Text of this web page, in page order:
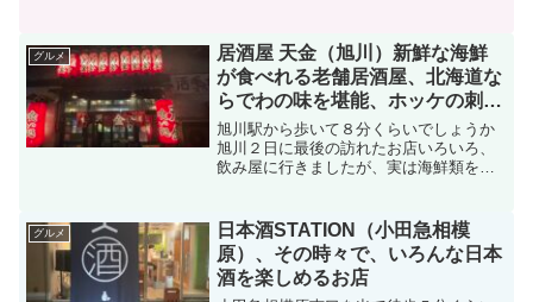
ューを確認し注文していきますメニュー
ドリンクメニューフード...
グルメ
居酒屋 天金（旭川）新鮮な海鮮
が食べれる老舗居酒屋、北海道な
らでわの味を堪能、ホッケの刺身
も珍しいかった！
旭川駅から歩いて８分くらいでしょうか
旭川２日に最後の訪れたお店いろいろ、
飲み屋に行きましたが、実は海鮮類を食
にジンギスカン食べたりして余力がない
状況メニューはたくさんあ...
グルメ
日本酒STATION（小田急相模
原）、その時々で、いろんな日本
酒を楽しめるお店